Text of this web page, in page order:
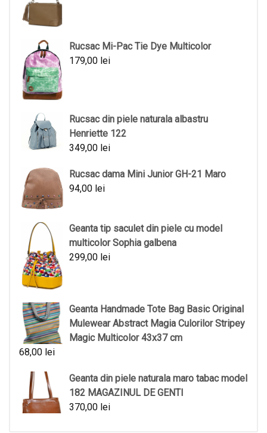
Rucsac Mi-Pac Tie Dye Multicolor
179,00 lei
Rucsac din piele naturala albastru
Henriette 122
349,00 lei
Rucsac dama Mini Junior GH-21 Maro
94,00 lei
Geanta tip saculet din piele cu model
multicolor Sophia galbena
299,00 lei
Geanta Handmade Tote Bag Basic Original
Mulewear Abstract Magia Culorilor Stripey
Magic Multicolor 43x37 cm
68,00 lei
Geanta din piele naturala maro tabac model
182 MAGAZINUL DE GENTI
370,00 lei